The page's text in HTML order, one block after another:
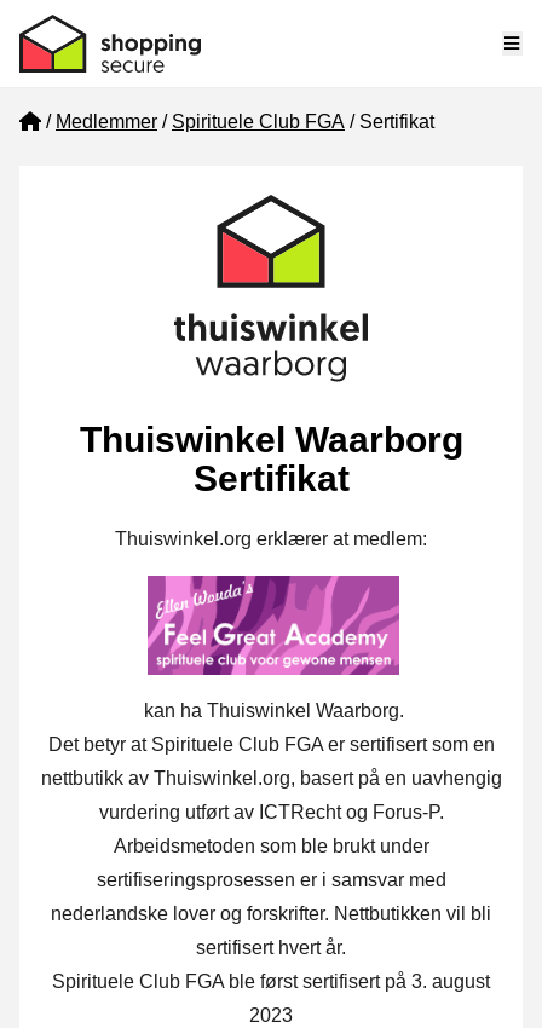
Home
Medlemmer Spirituele Club FGA Sertifikat
Thuiswinkel Waarborg
Sertifikat
Thuiswinkel.org erklærer at medlem:
kan ha Thuiswinkel Waarborg.
Det betyr at Spirituele Club FGA er sertifisert som en
nettbutikk av Thuiswinkel.org, basert på en uavhengig
vurdering utført av ICTRecht og Forus-P.
Arbeidsmetoden som ble brukt under
sertifiseringsprosessen er i samsvar med
nederlandske lover og forskrifter. Nettbutikken vil bli
sertifisert hvert år.
Spirituele Club FGA ble først sertifisert på 3. august
2023